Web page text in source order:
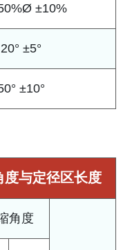
±10%
20° ±5°
±10°
度与定径区长度
角度